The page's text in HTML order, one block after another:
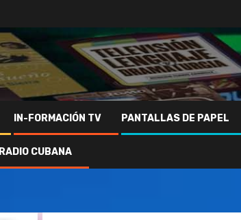
IN-FORMACIÓN TV PANTALLAS DE PAPEL
RADIO CUBANA